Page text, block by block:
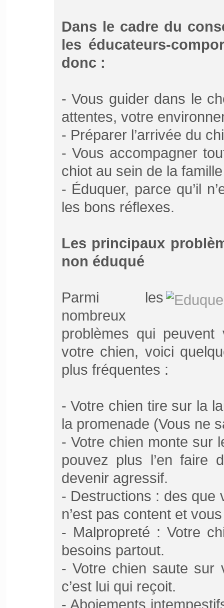
Dans le cadre du
les éducateurs-
donc :
- Vous guider dans le
attentes, votre
- Préparer l’arrivée du
- Vous accompagner
chiot au sein de la famille
- Éduquer, parce qu’il
les bons réflexes.
Les principaux
non éduqué
Parmi les
nombreux
problèmes qui
votre chien, voici
plus fréquentes :
- Votre chien tire sur la
la promenade (Vous ne
- Votre chien monte sur
pouvez plus l’en faire
devenir agressif.
- Destructions : des que
n’est pas content et
- Malpropreté : Votre
besoins partout.
- Votre chien saute sur
c’est lui qui reçoit.
- Aboiements